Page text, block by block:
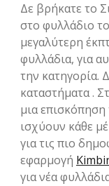
Δε βρήκατε το
στο φυλλάδιο
μεγαλύτερη
φυλλάδια, για
την κατηγορία.
καταστήματα .
μια
ισχύουν κάθε
για τις πιο
εφαρμογή
για νέα